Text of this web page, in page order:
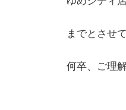
までとさせ
何卒、ご理